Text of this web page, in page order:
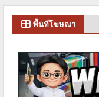
พื้นที่โฆษณา